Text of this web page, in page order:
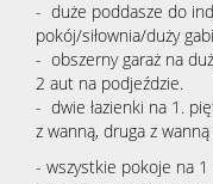
- duże poddasze do
pokój/siłownia/duży
- obszerny garaż na
2 aut na podjeździe.
- dwie łazienki na 1.
z wanną, druga z
- wszystkie pokoje na